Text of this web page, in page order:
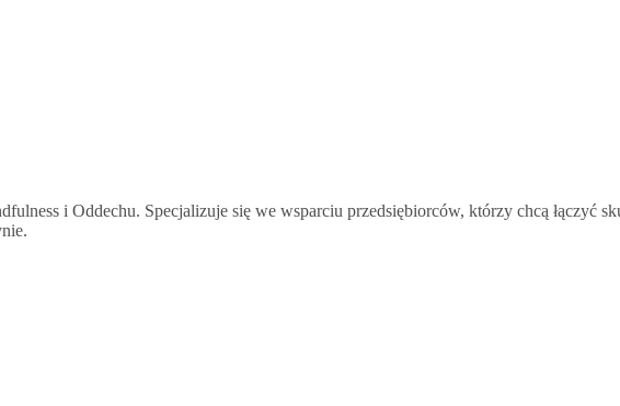
i Oddechu. Specjalizuje się we wsparciu przedsiębiorców, którzy chcą łączyć